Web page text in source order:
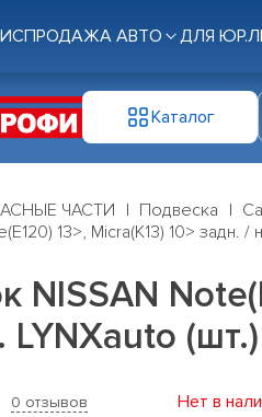
ПРОДАЖА АВТО ДЛЯ
Каталог
ЧАСТИ Подвеска
13>, Micra(K13) 10> задн.
NISSAN
(шт.)
0 отзывов Нет в